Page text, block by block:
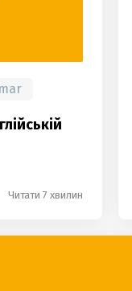
Читати 7 хвилин